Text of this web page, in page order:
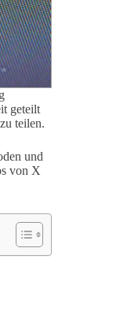
geteilt
teilen.
und
von X